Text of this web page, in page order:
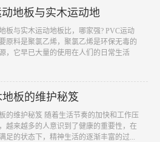
动地板与实木运动地
板与实木运动地板比，哪家强? PVC运动
原料是聚氯乙烯，聚氯乙烯是环保无毒的
，它早已大量的使用在人们的日常生活
板的维护秘笈
的维护秘笈 随着生活节奏的加快和工作压
越来越多的人意识到了健康的重要性，在
足的状态下，精神生活的逐渐丰富的过...